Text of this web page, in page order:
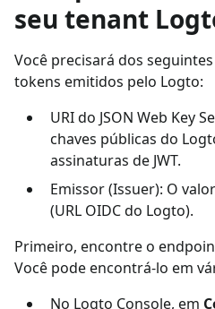
seu tenant
Você precisará dos
tokens emitidos pelo Logto:
URI do JSON Web Key
chaves públicas do
assinaturas de JWT.
Emissor (Issuer): O
(URL OIDC do Logto).
Primeiro, encontre o
Você pode encontrá-lo em
No Logto Console, em